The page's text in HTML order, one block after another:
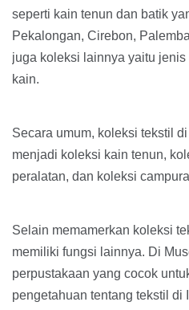
seperti kain tenun dan batik
Pekalongan, Cirebon,
juga koleksi lainnya yaitu
kain.
Secara umum, koleksi tekstil
menjadi koleksi kain tenun,
peralatan, dan koleksi
Selain memamerkan koleksi
memiliki fungsi lainnya. Di
perpustakaan yang cocok
pengetahuan tentang tekstil di